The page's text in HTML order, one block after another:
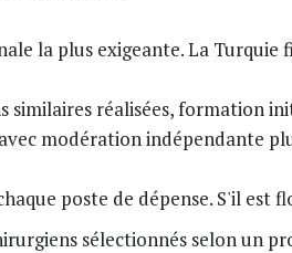
la plus exigeante. La
réalisées, formation
modération indépendante
poste de dépense. S'il est
sélectionnés selon un